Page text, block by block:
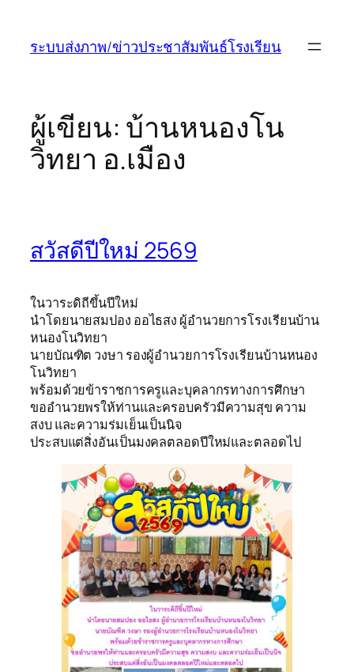
ระบบส่งภาพ/ข่าวประชาสัมพันธ์โรงเรียน
ผู้เขียน: บ้านหนองโน
วิทยา อ.เมือง
สวัสดีปีใหม่ 2569
ในวาระดิถีขึ้นปีใหม่
นำโดยนายสมปอง ออไธสง ผู้อำนวยการโรงเรียนบ้าน
หนองโนวิทยา
นายบัณฑิต วงษา รองผู้อำนวยการโรงเรียนบ้านหนอง
โนวิทยา
พร้อมด้วยข้าราชการครูและบุคลากรทางการศึกษา
ขออำนวยพรให้ท่านและครอบครัวมีความสุข ความ
สงบ และความร่มเย็นเป็นนิจ
ประสบแต่สิ่งอันเป็นมงคลตลอดปีใหม่และตลอดไป